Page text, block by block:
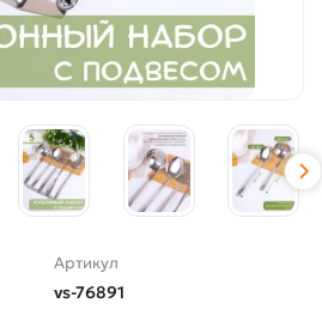
Артикул
vs-76891